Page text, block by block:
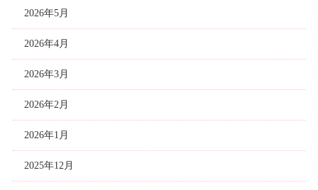
2026年5月
2026年4月
2026年3月
2026年2月
2026年1月
2025年12月